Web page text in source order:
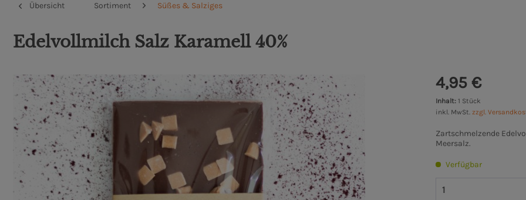
Übersicht Sortiment Süßes & Salziges
Edelvollmilch Salz Karamell 40%
4,95 €
Inhalt:1 Stück
inkl. MwSt.zzgl.
Zartschmelzende
Meersalz.
Verfügbar